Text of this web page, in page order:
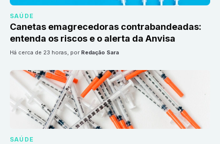
SAÚDE
Canetas emagrecedoras contrabandeadas:
entenda os riscos e o alerta da Anvisa
há cerca de 23 horas, por Redação Sara
SAÚDE